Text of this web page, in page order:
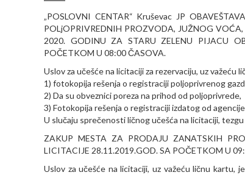
„POSLOVNI CENTAR“ Kruševac JP
POLjOPRIVREDNIH PROZVODA, JUŽNOG
2020. GODINU ZA STARU ZELENU PIJACU
POČETKOM U 08:00 ČASOVA.
Uslov za učešće na licitaciji za rezervaciju, uz važeću
1) fotokopija rešenja o registraciji poljoprivrenog
2) Da su obveznici poreza na prihod od poljoprivrede,
3) Fotokopija rešenja o registraciji izdatog od
U slučaju sprečenosti ličnog učešća na licitaciji,
ZAKUP MESTA ZA PRODAJU ZANATSKIH
LICITACIJE 28.11.2019.GOD. SA POČETKOM U
Uslov za učešće na licitaciji, uz važeću ličnu kartu,